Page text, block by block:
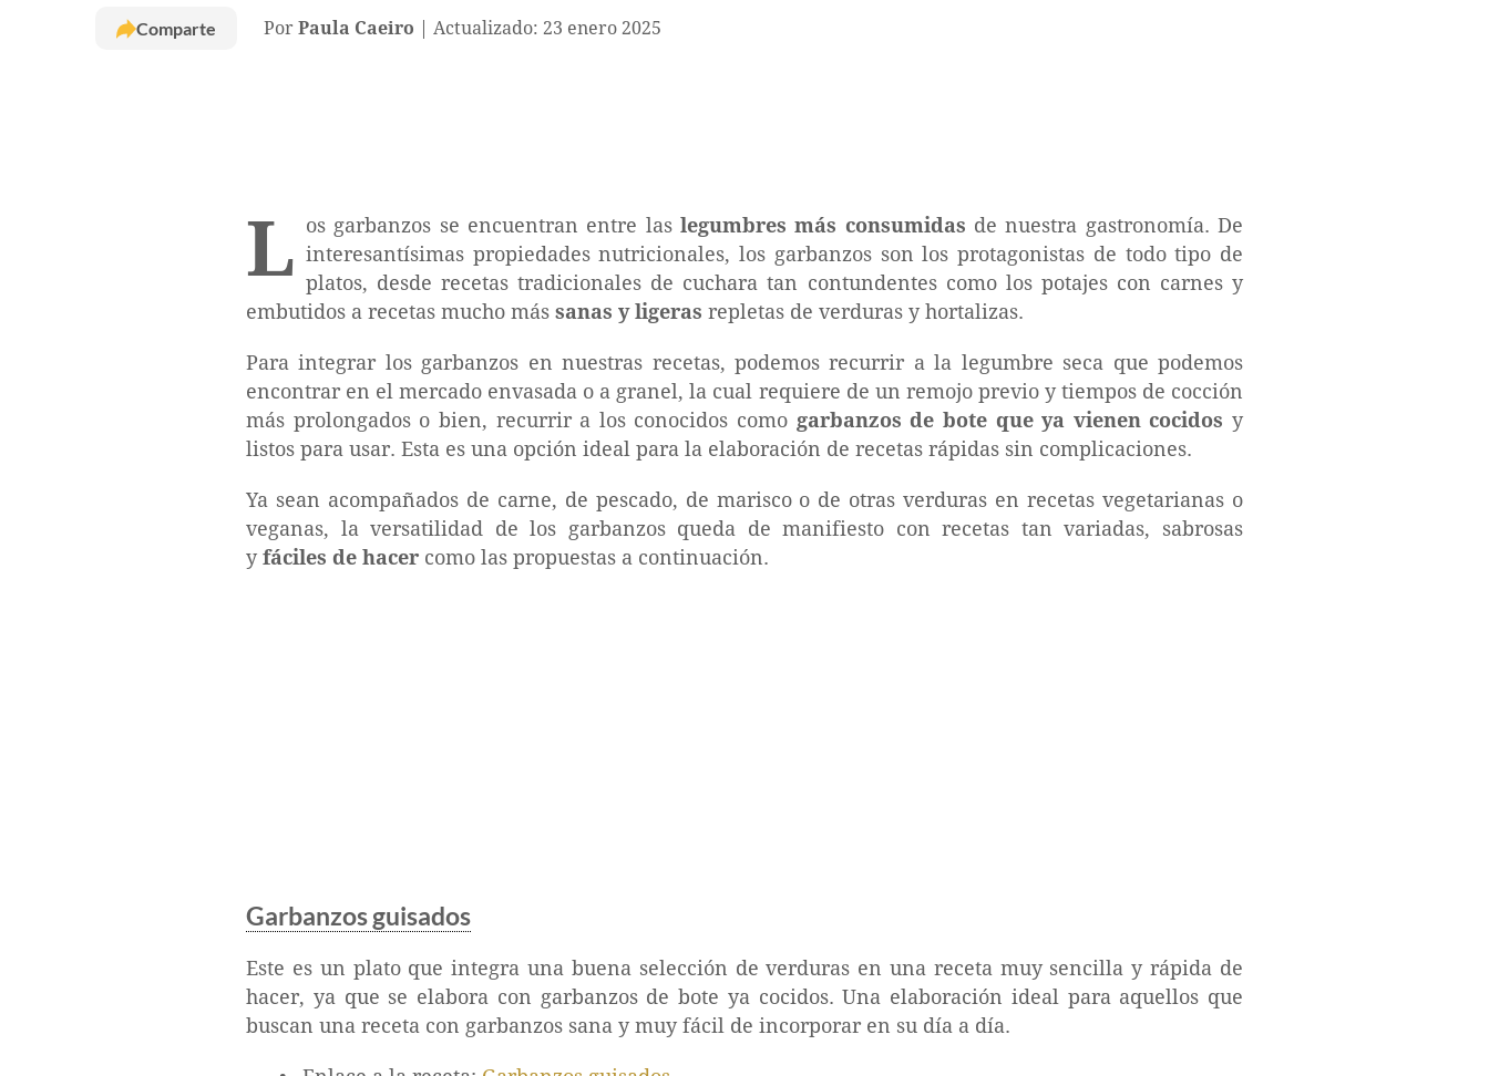
Comparte Por Paula Caeiro Actualizado: 23 enero 2025
L os garbanzos se encuentran entre las legumbres más consumidas de nuestra gastronomía. De
interesantísimas propiedades nutricionales, los garbanzos son los protagonistas de todo tipo de
platos, desde recetas tradicionales de cuchara tan contundentes como los potajes con carnes y
embutidos a recetas mucho más sanas y ligeras repletas de verduras y hortalizas.
Para integrar los garbanzos en nuestras recetas, podemos recurrir a la legumbre seca que podemos
encontrar en el mercado envasada o a granel, la cual requiere de un remojo previo y tiempos de cocción
más prolongados o bien, recurrir a los conocidos como garbanzos de bote que ya vienen cocidos y
listos para usar. Esta es una opción ideal para la elaboración de recetas rápidas sin complicaciones.
Ya sean acompañados de carne, de pescado, de marisco o de otras verduras en recetas vegetarianas o
veganas, la versatilidad de los garbanzos queda de manifiesto con recetas tan variadas, sabrosas
y fáciles de hacer como las propuestas a continuación.
Garbanzos guisados
Este es un plato que integra una buena selección de verduras en una receta muy sencilla y rápida de
hacer, ya que se elabora con garbanzos de bote ya cocidos. Una elaboración ideal para aquellos que
buscan una receta con garbanzos sana y muy fácil de incorporar en su día a día.